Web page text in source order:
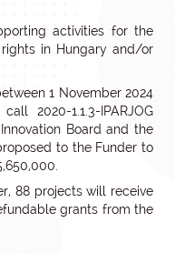
activities for the
in Hungary and/or
1 November 2024
2020-1.1.3-IPARJOG
Board and the
to the Funder to
88 projects will receive
grants from the